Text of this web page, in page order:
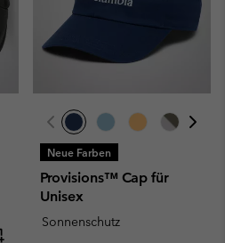
Neue Farben
Provisions™ Cap für
Unisex
Sonnenschutz